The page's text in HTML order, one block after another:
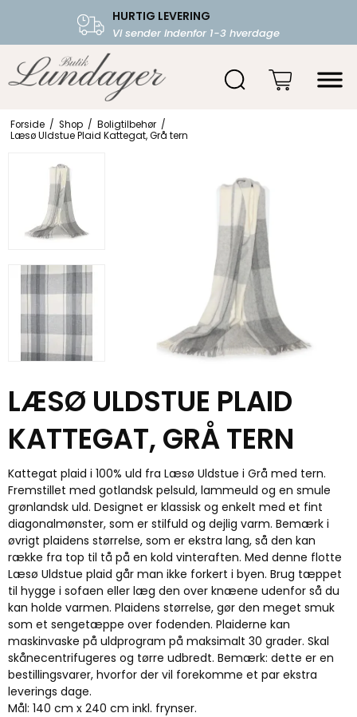
HURTIG LEVERING
Vi sender indenfor 1-3 hverdage
FRI FRAGT OVER 599.-
Starter fra 39,-
Forside / Shop / Boligtilbehør /
Læsø Uldstue Plaid Kattegat, Grå tern
LÆSØ ULDSTUE PLAID
KATTEGAT, GRÅ TERN
Kattegat plaid i 100% uld fra Læsø Uldstue i Grå med tern.
Fremstillet med gotlandsk pelsuld, lammeuld og en smule
grønlandsk uld. Designet er klassisk og enkelt med et fint
diagonalmønster, som er stilfuld og dejlig varm. Bemærk i
øvrigt plaidens størrelse, som er ekstra lang, så den kan
række fra top til tå på en kold vinteraften. Med denne flotte
Læsø Uldstue plaid går man ikke forkert i byen. Brug tæppet
til hygge i sofaen eller læg den over knæene udenfor så du
kan holde varmen. Plaidens størrelse, gør den meget smuk
som et sengetæppe over fodenden. Plaiderne kan
maskinvaske på uldprogram på maksimalt 30 grader. Skal
skånecentrifugeres og tørre udbredt. Bemærk: dette er en
bestillingsvarer, hvorfor der vil forekomme et par ekstra
leverings dage.
Mål: 140 cm x 240 cm inkl. frynser.